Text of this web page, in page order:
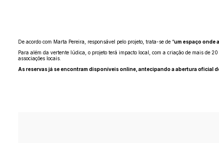
De acordo com Marta Pereira, responsável pelo projeto, trata-se de “um espaço onde
Para além da vertente lúdica, o projeto terá impacto local, com a criação de mais
associações locais.
As reservas já se encontram disponíveis online, antecipando a abertura oficial